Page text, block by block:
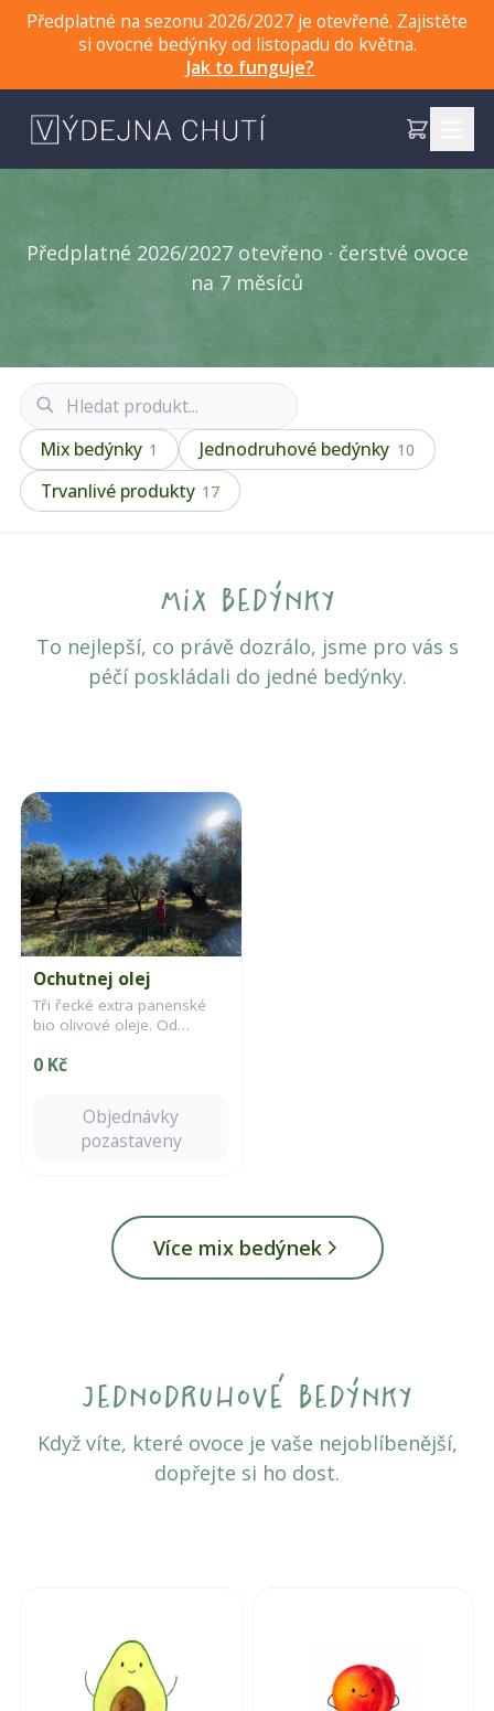
Předplatné na sezonu 2026/2027 je otevřené. Zajistěte
si ovocné bedýnky od listopadu do května.
Jak to funguje?
Předplatné 2026/2027 otevřeno · čerstvé ovoce
na 7 měsíců
Mix bedýnky 1 Jednodruhové bedýnky 10
Trvanlivé produkty 17
mix bedýnky
To nejlepší, co právě dozrálo, jsme pro vás s
péčí poskládali do jedné bedýnky.
Ochutnej olej
Tři řecké extra panenské
bio olivové oleje. Od
vyvážený střed až po
0 Kč
Objednávky
pozastaveny
Více mix bedýnek
jednodruhové bedýnky
Když víte, které ovoce je vaše nejoblíbenější,
dopřejte si ho dost.